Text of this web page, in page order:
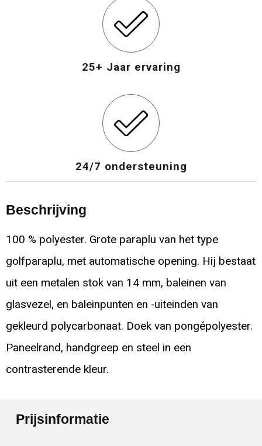
25+ Jaar ervaring
24/7 ondersteuning
Beschrijving
100 % polyester. Grote paraplu van het type
golfparaplu, met automatische opening. Hij bestaat
uit een metalen stok van 14 mm, baleinen van
glasvezel, en baleinpunten en -uiteinden van
gekleurd polycarbonaat. Doek van pongépolyester.
Paneelrand, handgreep en steel in een
contrasterende kleur.
Prijsinformatie